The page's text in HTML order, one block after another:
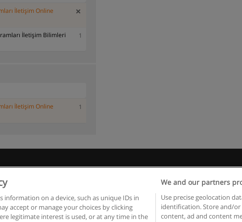
İletişim Online
İletişim Bilimleri
1
İletişim Online
1
Copyright © Educaedu Business S.L. - CIF : B-95610580: -
on a device, such as unique IDs in
accept or manage your choices by clicking
legitimate interest is used, or at any time in the
We and our partners
Use precise geolocation
identification. Store and/or
content, ad and content